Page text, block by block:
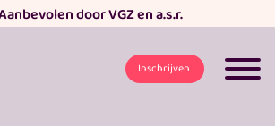
door VGZ en a.s.r.
Inschrijven